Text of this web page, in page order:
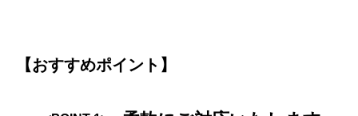
【おすすめポイント】